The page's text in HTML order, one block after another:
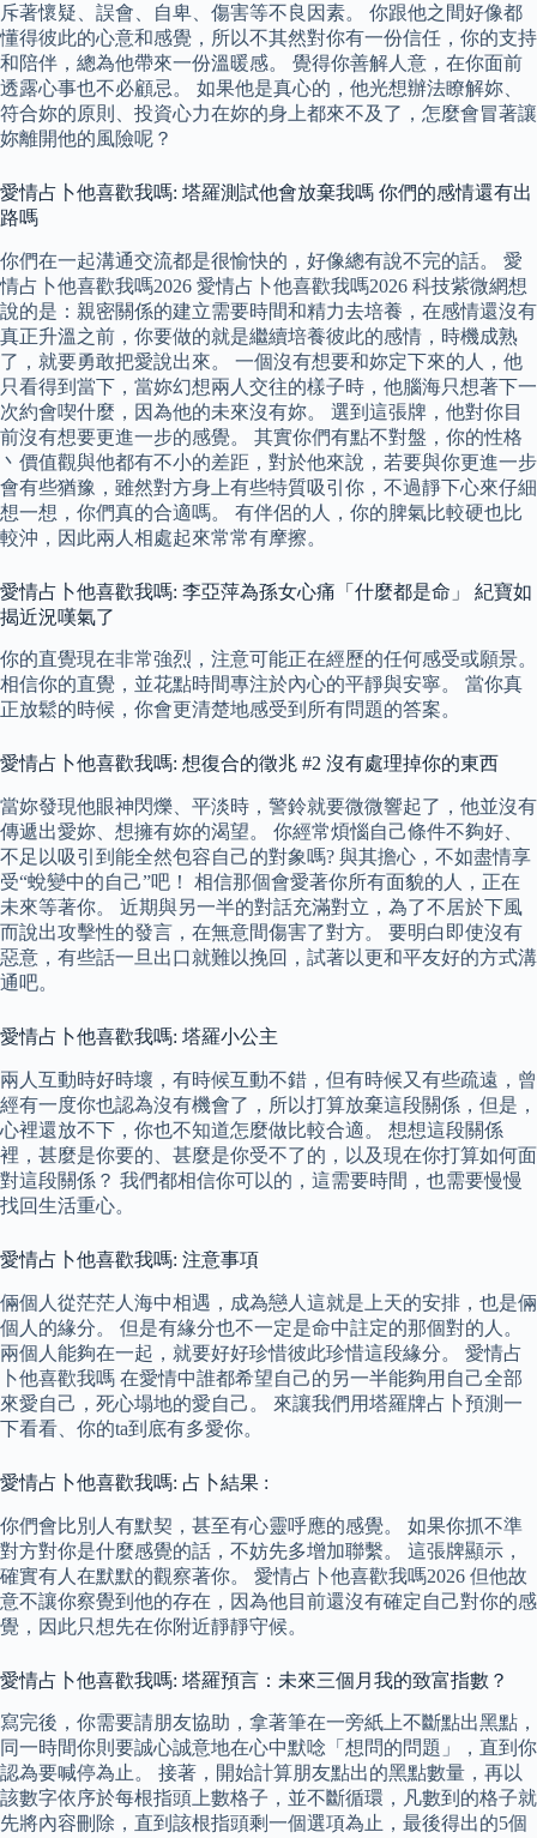
斥著懷疑、誤會、自卑、傷害等不良因素。 你跟他之間好像都
懂得彼此的心意和感覺，所以不其然對你有一份信任，你的支持
和陪伴，總為他帶來一份溫暖感。 覺得你善解人意，在你面前
透露心事也不必顧忌。 如果他是真心的，他光想辦法瞭解妳、
符合妳的原則、投資心力在妳的身上都來不及了，怎麼會冒著讓
妳離開他的風險呢？
愛情占卜他喜歡我嗎: 塔羅測試他會放棄我嗎 你們的感情還有出
路嗎
你們在一起溝通交流都是很愉快的，好像總有說不完的話。 愛
情占卜他喜歡我嗎2026 愛情占卜他喜歡我嗎2026 科技紫微網想
說的是：親密關係的建立需要時間和精力去培養，在感情還沒有
真正升溫之前，你要做的就是繼續培養彼此的感情，時機成熟
了，就要勇敢把愛說出來。 一個沒有想要和妳定下來的人，他
只看得到當下，當妳幻想兩人交往的樣子時，他腦海只想著下一
次約會喫什麼，因為他的未來沒有妳。 選到這張牌，他對你目
前沒有想要更進一步的感覺。 其實你們有點不對盤，你的性格
丶價值觀與他都有不小的差距，對於他來說，若要與你更進一步
會有些猶豫，雖然對方身上有些特質吸引你，不過靜下心來仔細
想一想，你們真的合適嗎。 有伴侶的人，你的脾氣比較硬也比
較沖，因此兩人相處起來常常有摩擦。
愛情占卜他喜歡我嗎: 李亞萍為孫女心痛「什麼都是命」 紀寶如
揭近況嘆氣了
你的直覺現在非常強烈，注意可能正在經歷的任何感受或願景。
相信你的直覺，並花點時間專注於內心的平靜與安寧。 當你真
正放鬆的時候，你會更清楚地感受到所有問題的答案。
愛情占卜他喜歡我嗎: 想復合的徵兆 #2 沒有處理掉你的東西
當妳發現他眼神閃爍、平淡時，警鈴就要微微響起了，他並沒有
傳遞出愛妳、想擁有妳的渴望。 你經常煩惱自己條件不夠好、
不足以吸引到能全然包容自己的對象嗎? 與其擔心，不如盡情享
受“蛻變中的自己”吧！ 相信那個會愛著你所有面貌的人，正在
未來等著你。 近期與另一半的對話充滿對立，為了不居於下風
而說出攻擊性的發言，在無意間傷害了對方。 要明白即使沒有
惡意，有些話一旦出口就難以挽回，試著以更和平友好的方式溝
通吧。
愛情占卜他喜歡我嗎: 塔羅小公主
兩人互動時好時壞，有時候互動不錯，但有時候又有些疏遠，曾
經有一度你也認為沒有機會了，所以打算放棄這段關係，但是，
心裡還放不下，你也不知道怎麼做比較合適。 想想這段關係
裡，甚麼是你要的、甚麼是你受不了的，以及現在你打算如何面
對這段關係？ 我們都相信你可以的，這需要時間，也需要慢慢
找回生活重心。
愛情占卜他喜歡我嗎: 注意事項
倆個人從茫茫人海中相遇，成為戀人這就是上天的安排，也是倆
個人的緣分。 但是有緣分也不一定是命中註定的那個對的人。
兩個人能夠在一起，就要好好珍惜彼此珍惜這段緣分。 愛情占
卜他喜歡我嗎 在愛情中誰都希望自己的另一半能夠用自己全部
來愛自己，死心塌地的愛自己。 來讓我們用塔羅牌占卜預測一
下看看、你的ta到底有多愛你。
愛情占卜他喜歡我嗎: 占卜結果 :
你們會比別人有默契，甚至有心靈呼應的感覺。 如果你抓不準
對方對你是什麼感覺的話，不妨先多增加聯繫。 這張牌顯示，
確實有人在默默的觀察著你。 愛情占卜他喜歡我嗎2026 但他故
意不讓你察覺到他的存在，因為他目前還沒有確定自己對你的感
覺，因此只想先在你附近靜靜守候。
愛情占卜他喜歡我嗎: 塔羅預言：未來三個月我的致富指數？
寫完後，你需要請朋友協助，拿著筆在一旁紙上不斷點出黑點，
同一時間你則要誠心誠意地在心中默唸「想問的問題」，直到你
認為要喊停為止。 接著，開始計算朋友點出的黑點數量，再以
該數字依序於每根指頭上數格子，並不斷循環，凡數到的格子就
先將內容刪除，直到該根指頭剩一個選項為止，最後得出的5個